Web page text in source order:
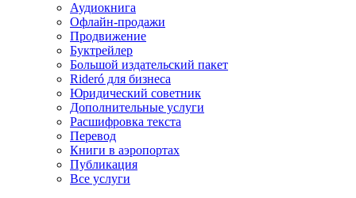
Аудиокнига
Офлайн-продажи
Продвижение
Буктрейлер
Большой издательский пакет
Rideró для бизнеса
Юридический советник
Дополнительные услуги
Расшифровка текста
Перевод
Книги в аэропортах
Публикация
Все услуги